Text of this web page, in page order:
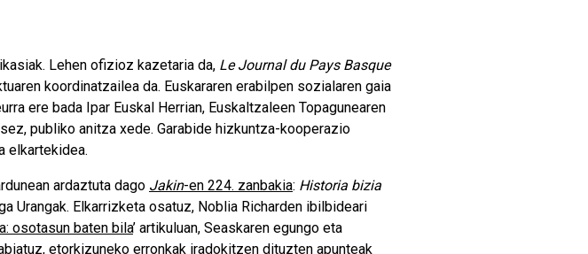
Lehen ofizioz kazetaria da, Le Journal du Pays Basque
koordinatzailea da. Euskararen erabilpen sozialaren gaia
ere bada Ipar Euskal Herrian, Euskaltzaleen Topagunearen
publiko anitza xede. Garabide hizkuntza-kooperazio
elkartekidea.
ardaztuta dago Jakin-en 224. zanbakia: Historia bizia
Urangak. Elkarrizketa osatuz, Noblia Richarden ibilbideari
osotasun baten bila’ artikuluan, Seaskaren egungo eta
etorkizuneko erronkak iradokitzen dituzten apunteak